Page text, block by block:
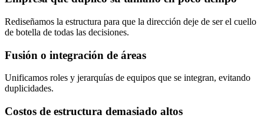
Rediseñamos la estructura para que la dirección deje de ser el cuello
de botella de todas las decisiones.
Fusión o integración de áreas
Unificamos roles y jerarquías de equipos que se integran, evitando
duplicidades.
Costos de estructura demasiado altos